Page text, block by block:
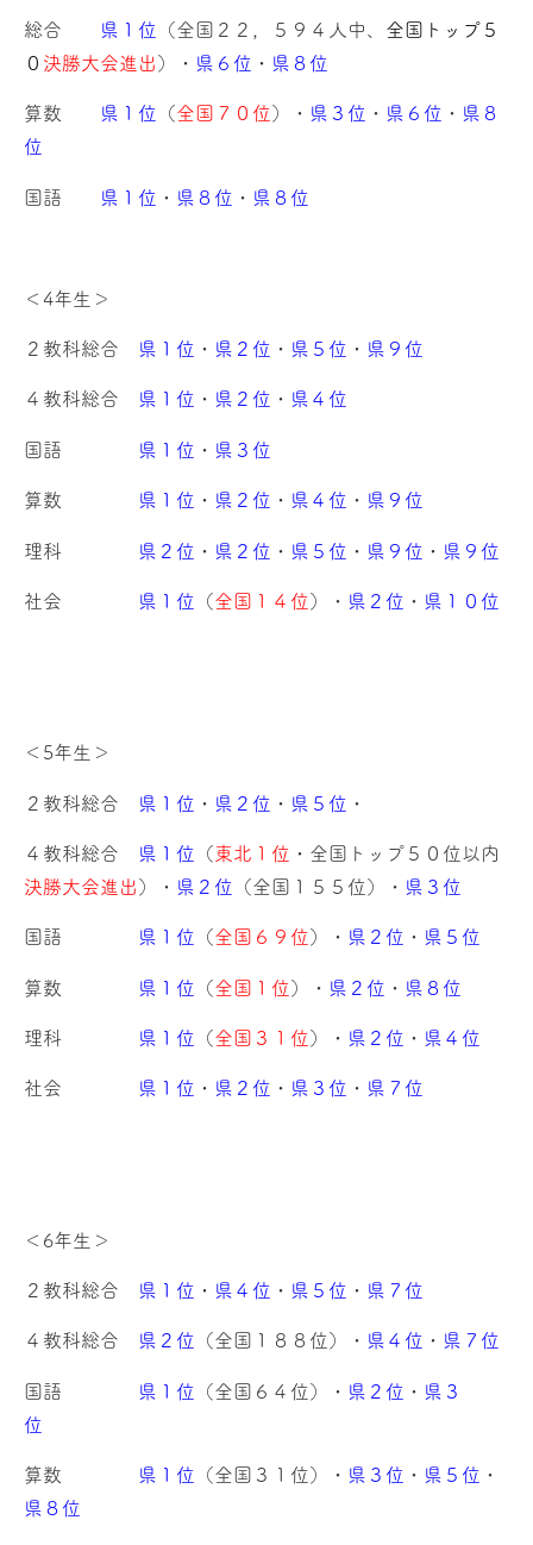
総合 県１位 （全国２２，５９４人中、 全国トップ５
０ 決勝大会進出 ）・ 県６位 ・ 県８位
算数 県１位 （全国７０位）・ 県３位 ・ 県６位 ・ 県８
位
国語 県１位 ・ 県８位 ・ 県８位
＜4年生＞
２教科総合 県１位 ・ 県２位 ・ 県５位 ・ 県９位
４教科総合 県１位 ・ 県２位 ・ 県４位
国語 県１位 ・ 県３位
算数 県１位 ・ 県２位 ・ 県４位 ・ 県９位
理科 県２位 ・ 県２位 ・ 県５位 ・ 県９位 ・ 県９位
社会 県１位 （全国１４位）・ 県２位 ・ 県１０位
＜5年生＞
２教科総合 県１位 ・ 県２位 ・ 県５位 ・
４教科総合 県１位 （ 東北１位 ・全国トップ５０位以内
決勝大会進出 ）・ 県２位 （全国１５５位）・ 県３位
国語 県１位 （全国６９位）・ 県２位 ・ 県５位
算数 県１位 （全国１位）・ 県２位 ・ 県８位
理科 県１位 （全国３１位）・ 県２位 ・ 県４位
社会 県１位 ・ 県２位 ・ 県３位 ・ 県７位
＜6年生＞
２教科総合 県１位 ・ 県４位 ・ 県５位 ・ 県７位
４教科総合 県２位 （全国１８８位）・ 県４位 ・ 県７位
国語 県１位 （全国６４位）・ 県２位 ・ 県３
位
算数 県１位 （全国３１位）・ 県３位 ・ 県５位 ・
県８位